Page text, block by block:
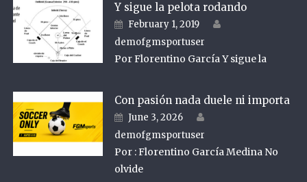
Y sigue la pelota rodando
Posted on
February 1, 2019
demofgmsportuser
Por Florentino García Y sigue la
Con pasión nada duele ni importa
Posted on
June 3, 2026
demofgmsportuser
Por : Florentino García Medina No
olvide